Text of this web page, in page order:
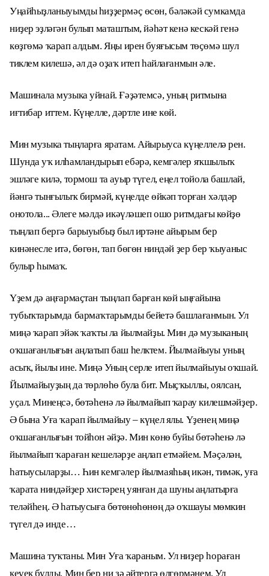
Уңайһыҙланыуымды һиҙҙермәҫ өсөн, бәләкәй сумкамда
ниҙер эҙләгән булып маташтым, йәһәт кенә кескәй генә
көҙгөмә ҡарап алдым. Яңы ирен буяғысым төҫөмә шул
тиклем килешә, әл дә оҙаҡ итеп һайлағанмын әле.
Машинала музыка уйнай. Ғәҙәтемсә, уның ритмына
иғтибар иттем. Күңелле, дәртле ине көй.
Мин музыка тыңларға яратам. Айырыуса күңеллелә рен.
Шунда уҡ илһамландырып ебәрә, кемгәлер яҡшылыҡ
эшләге килә, тормош та ауыр түгел, еңел тойола башлай,
йәнгә тынғылыҡ бирмәй, күңелде өйкәп торған хәлдәр
онотола... Әлеге мәлдә икәүләшеп ошо ритмдағы көйҙө
тыңлап бергә барыуыбыҙ был иртәне айырым бер
кинәнесле итә, бөгөн, тап бөгөн ниндәй ҙер бер ҡыуаныс
булыр һымаҡ.
Үҙем дә аңғармаҫтан тыңлап барған көй ыңғайына
тубыҡтарымда бармаҡтарымды бейетә башлағанмын. Ул
миңә ҡарап эйәк ҡаҡты ла йылмайҙы. Мин дә музыканың
оҡшағанлығын аңлатып баш һелктем. Йылмайыуы уның
асыҡ, йылы ине. Миңә Уның серле итеп йылмайыуы оҡшай.
Йылмайыуҙың да төрлөһө була бит. Мыҫҡыллы, оялсан,
уҫал. Минеңсә, бөтәһенә лә йылмайып ҡарау килешмәйҙер.
Ә бына Уға ҡарап йылмайыу – күңел ялы. Үҙенең миңә
оҡшағанлығын тойһон әйҙә. Мин көнө буйы бөтәһенә лә
йылмайып ҡараған кешеләрҙе аңлап етмәйем. Мәҫәлән,
һатыусыларҙы… Һин кемгәлер йылмаяһың икән, тимәк, уға
ҡарата ниндәйҙер хистәрең уянған да шуны аңлатырға
теләйһең. Ә һатыусыға бөтөнөһөнөң дә оҡшауы мөмкин
түгел дә инде…
Машина туҡтаны. Мин Уға ҡараным. Ул ниҙер һораған
кеүек булды. Мин бер ни ҙә әйтергә өлгөрмәнем, Ул